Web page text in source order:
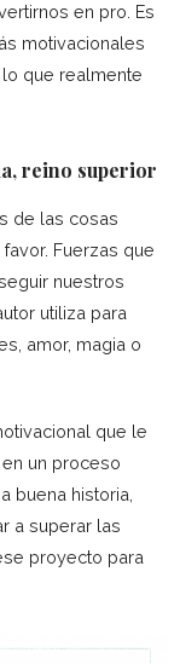
en pro. Es
motivacionales
que realmente
reino superior
de las cosas
Fuerzas que
nuestros
utiliza para
amor, magia o
que le
un proceso
buena historia,
a superar las
proyecto para